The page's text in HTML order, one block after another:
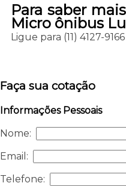
Para saber
Micro ônibus
Ligue para (11) 4127-9166
Faça sua cotação
Informações Pessoais
Nome:
Email:
Telefone: